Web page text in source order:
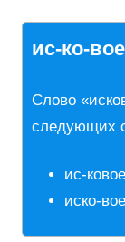
ис-ко-вое
Слово
следующих
ис-ковое
иско-вое